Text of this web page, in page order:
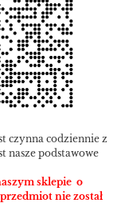
czynna codziennie z
nasze podstawowe
sklepie o
nie został